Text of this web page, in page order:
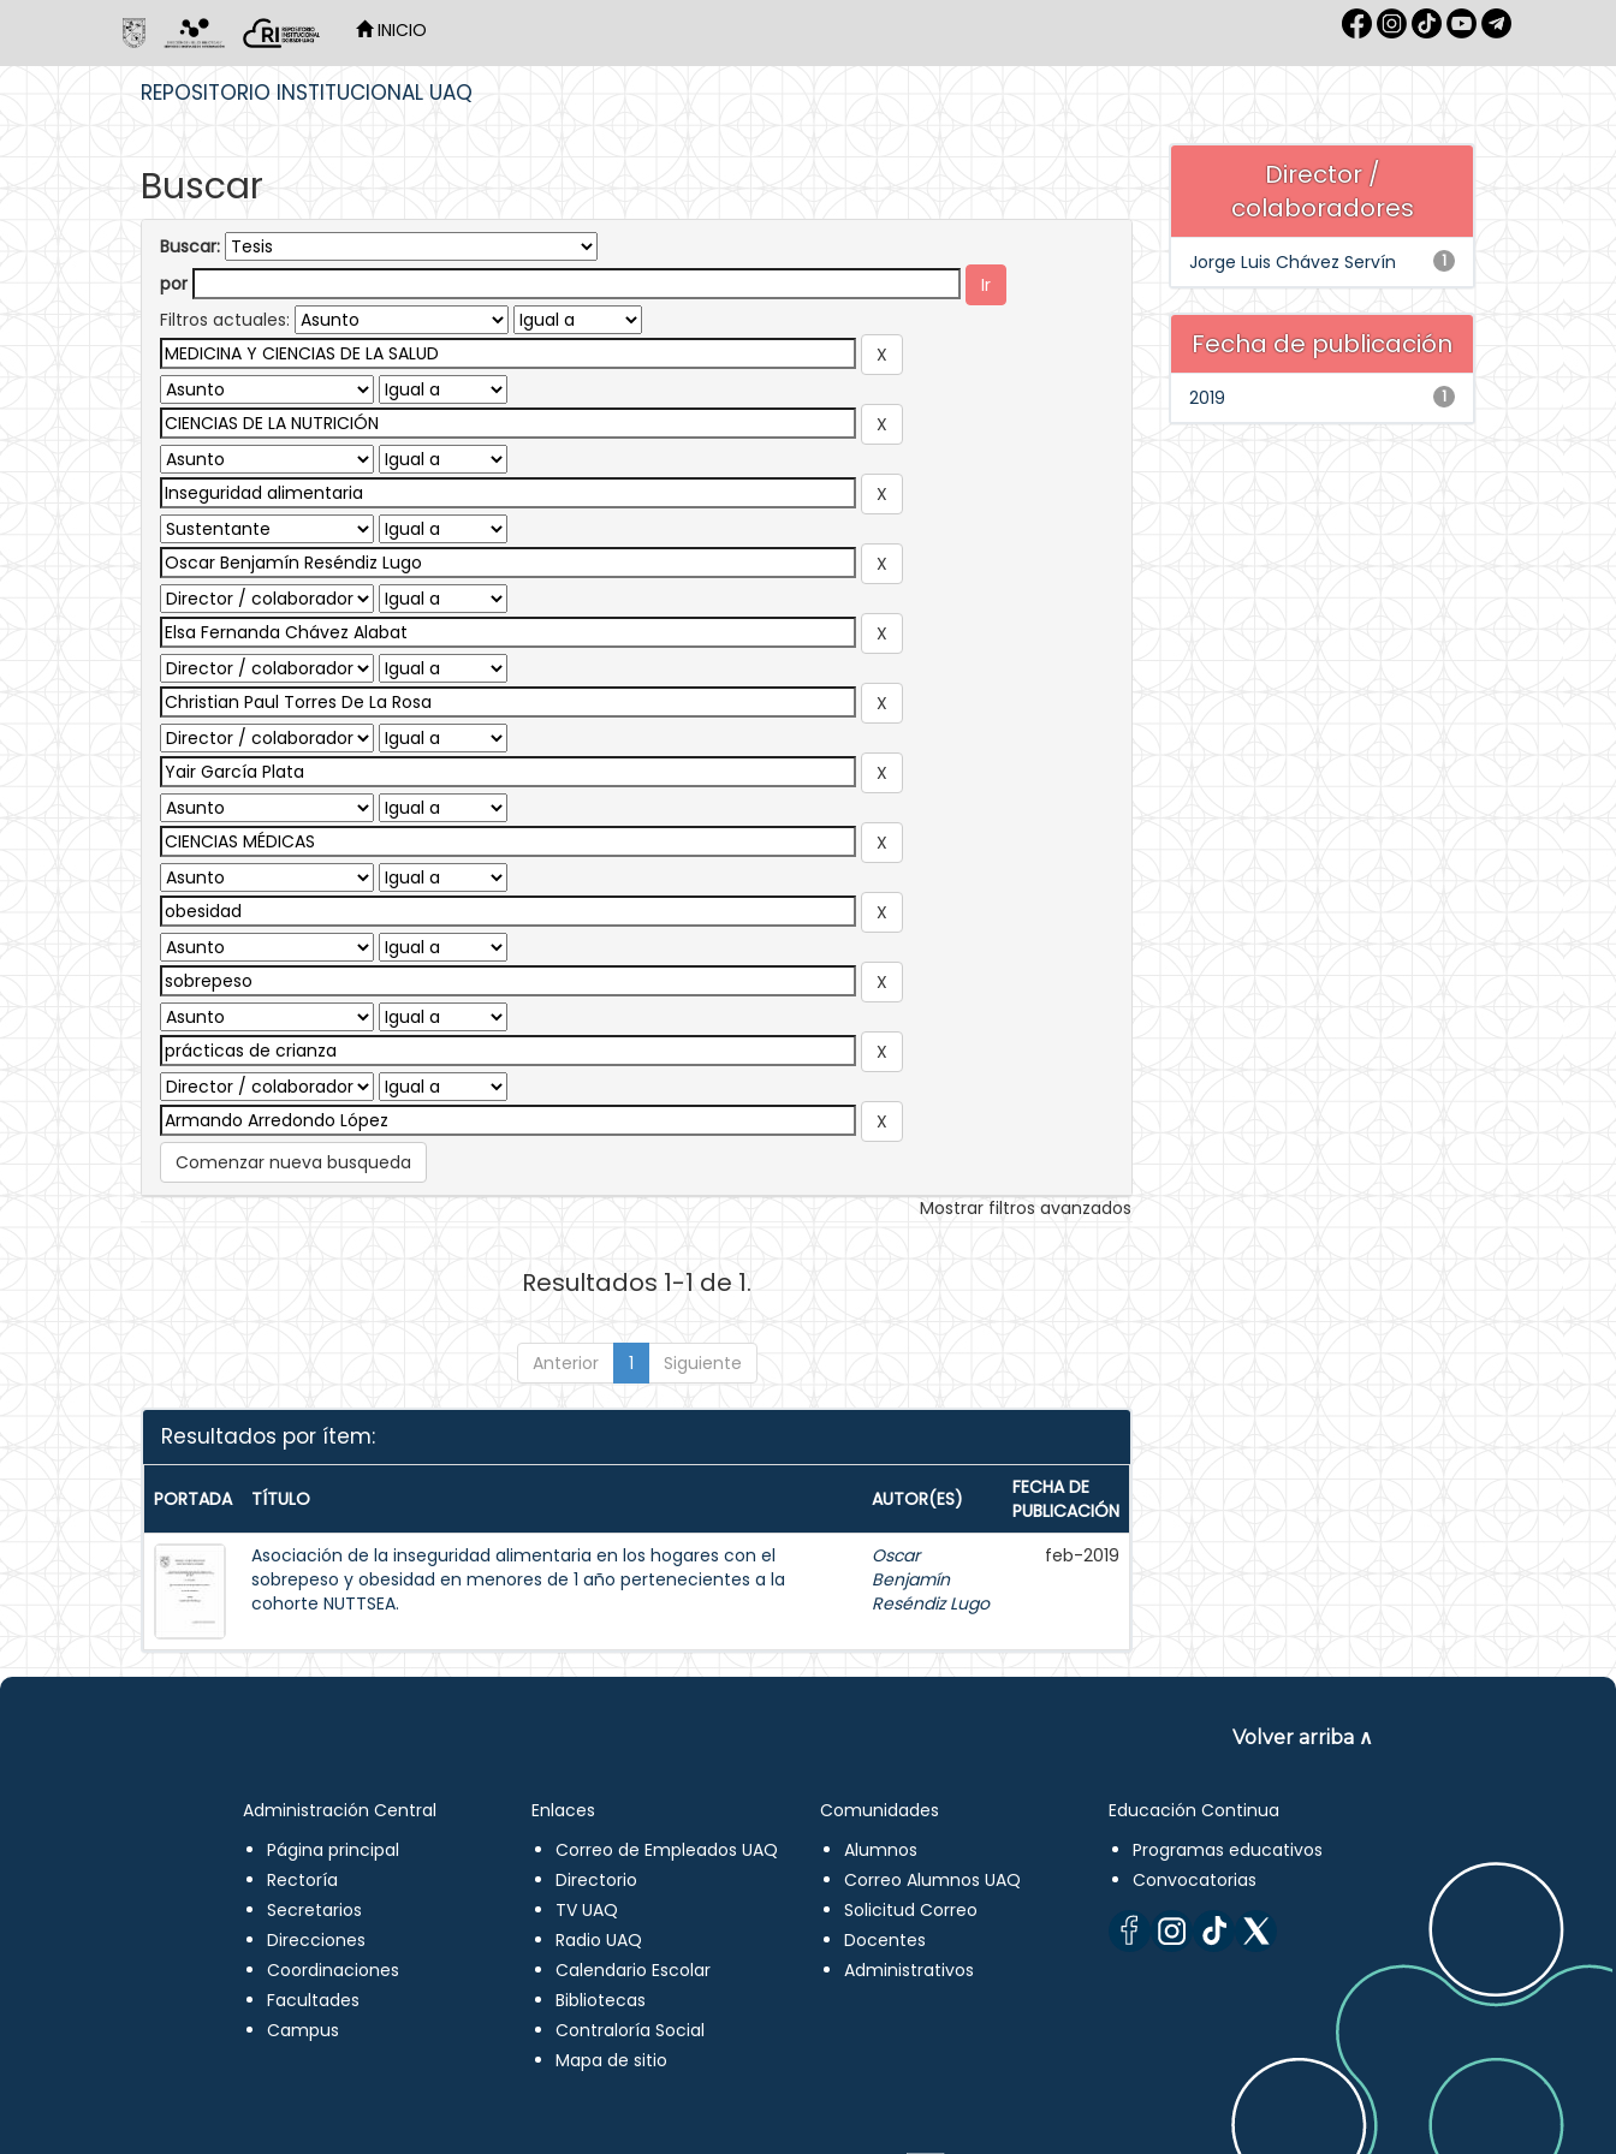
INICIO
REPOSITORIO INSTITUCIONAL UAQ
Buscar
Buscar:
por
Filtros actuales:
Comenzar nueva busqueda
Mostrar filtros avanzados
Resultados 1-1 de 1.
Anterior 1 Siguiente
Resultados por ítem:
PORTADA TÍTULO AUTOR(ES)
FECHA DE
PUBLICACIÓN
Asociación de la inseguridad alimentaria en los hogares con el
sobrepeso y obesidad en menores de 1 año pertenecientes a la
cohorte NUTTSEA.
Oscar
Benjamín
Reséndiz Lugo
feb-2019
Director /
colaboradores
1
Jorge Luis Chávez Servín
Fecha de publicación
1
2019
Volver arriba ∧
Administración Central
Página principal
Rectoría
Secretarios
Direcciones
Coordinaciones
Facultades
Campus
Enlaces
Correo de Empleados UAQ
Directorio
TV UAQ
Radio UAQ
Calendario Escolar
Bibliotecas
Contraloría Social
Mapa de sitio
Comunidades
Alumnos
Correo Alumnos UAQ
Solicitud Correo
Docentes
Administrativos
Educación Continua
Programas educativos
Convocatorias